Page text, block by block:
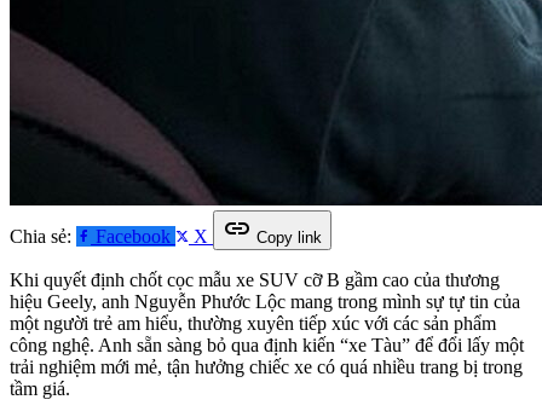
Chia sẻ: Facebook X link Copy link
Khi quyết định chốt cọc mẫu xe SUV cỡ B gầm cao của thương
hiệu Geely, anh Nguyễn Phước Lộc mang trong mình sự tự tin của
một người trẻ am hiểu, thường xuyên tiếp xúc với các sản phẩm
công nghệ. Anh sẵn sàng bỏ qua định kiến “xe Tàu” để đổi lấy một
trải nghiệm mới mẻ, tận hưởng chiếc xe có quá nhiều trang bị trong
tầm giá.